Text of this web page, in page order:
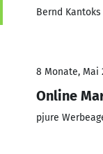
Bernd Kantoks
8 Monate, Mai
Online
pjure